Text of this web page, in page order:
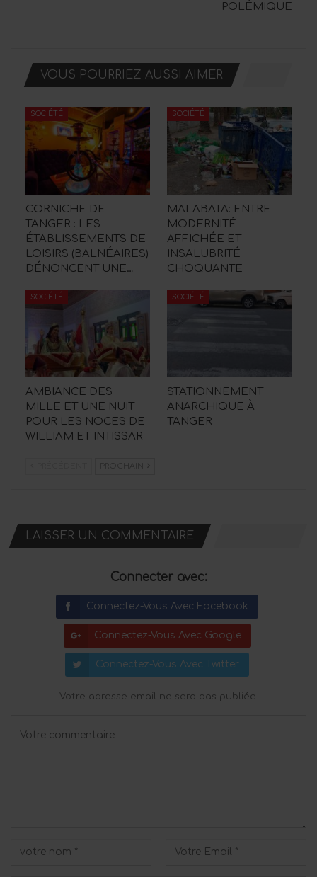
POLÉMIQUE
VOUS POURRIEZ AUSSI AIMER
SOCIÉTÉ
CORNICHE DE
TANGER : LES
ÉTABLISSEMENTS DE
LOISIRS (BALNÉAIRES)
DÉNONCENT UNE…
SOCIÉTÉ
MALABATA: ENTRE
MODERNITÉ
AFFICHÉE ET
INSALUBRITÉ
CHOQUANTE
SOCIÉTÉ
AMBIANCE DES
MILLE ET UNE NUIT
POUR LES NOCES DE
WILLIAM ET INTISSAR
SOCIÉTÉ
STATIONNEMENT
ANARCHIQUE À
TANGER
PROCHAIN
LAISSER UN COMMENTAIRE
Connecter avec:
Connectez-Vous Avec Facebook
Connectez-Vous Avec Google
Connectez-Vous Avec Twitter
Votre adresse email ne sera pas publiée.